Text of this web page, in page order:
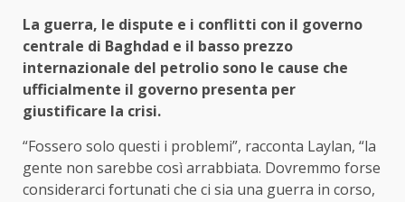
La guerra, le dispute e i conflitti con il governo
centrale di Baghdad e il basso prezzo
internazionale del petrolio sono le cause che
ufficialmente il governo presenta per
giustificare la crisi.
“Fossero solo questi i problemi”, racconta Laylan, “la
gente non sarebbe così arrabbiata. Dovremmo forse
considerarci fortunati che ci sia una guerra in corso,